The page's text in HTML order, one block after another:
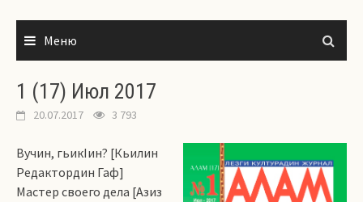
Меню
1 (17) Июл 2017
20.07.2017 3 793
Вучин, гьикIин? [Кьилин
Редактордин Гаф]
Мастер своего дела [Азиз